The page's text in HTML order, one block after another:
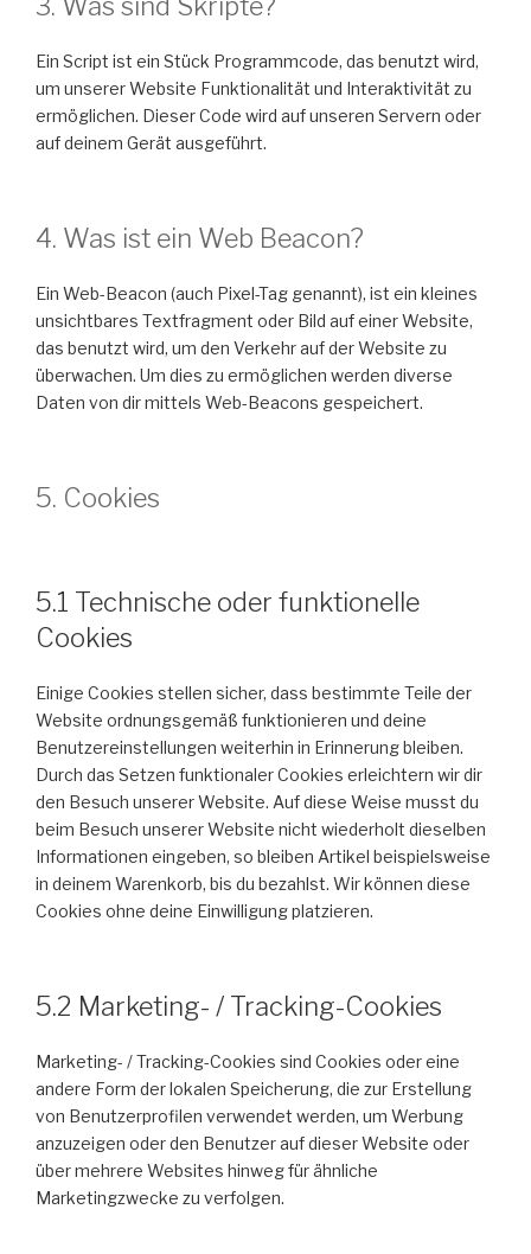
Ein Script ist ein Stück Programmcode, das benutzt wird,
um unserer Website Funktionalität und Interaktivität zu
ermöglichen. Dieser Code wird auf unseren Servern oder
auf deinem Gerät ausgeführt.
4. Was ist ein Web Beacon?
Ein Web-Beacon (auch Pixel-Tag genannt), ist ein kleines
unsichtbares Textfragment oder Bild auf einer Website,
das benutzt wird, um den Verkehr auf der Website zu
überwachen. Um dies zu ermöglichen werden diverse
Daten von dir mittels Web-Beacons gespeichert.
5. Cookies
5.1 Technische oder funktionelle
Cookies
Einige Cookies stellen sicher, dass bestimmte Teile der
Website ordnungsgemäß funktionieren und deine
Benutzereinstellungen weiterhin in Erinnerung bleiben.
Durch das Setzen funktionaler Cookies erleichtern wir dir
den Besuch unserer Website. Auf diese Weise musst du
beim Besuch unserer Website nicht wiederholt dieselben
Informationen eingeben, so bleiben Artikel beispielsweise
in deinem Warenkorb, bis du bezahlst. Wir können diese
Cookies ohne deine Einwilligung platzieren.
5.2 Marketing- / Tracking-Cookies
Marketing- / Tracking-Cookies sind Cookies oder eine
andere Form der lokalen Speicherung, die zur Erstellung
von Benutzerprofilen verwendet werden, um Werbung
anzuzeigen oder den Benutzer auf dieser Website oder
über mehrere Websites hinweg für ähnliche
Marketingzwecke zu verfolgen.